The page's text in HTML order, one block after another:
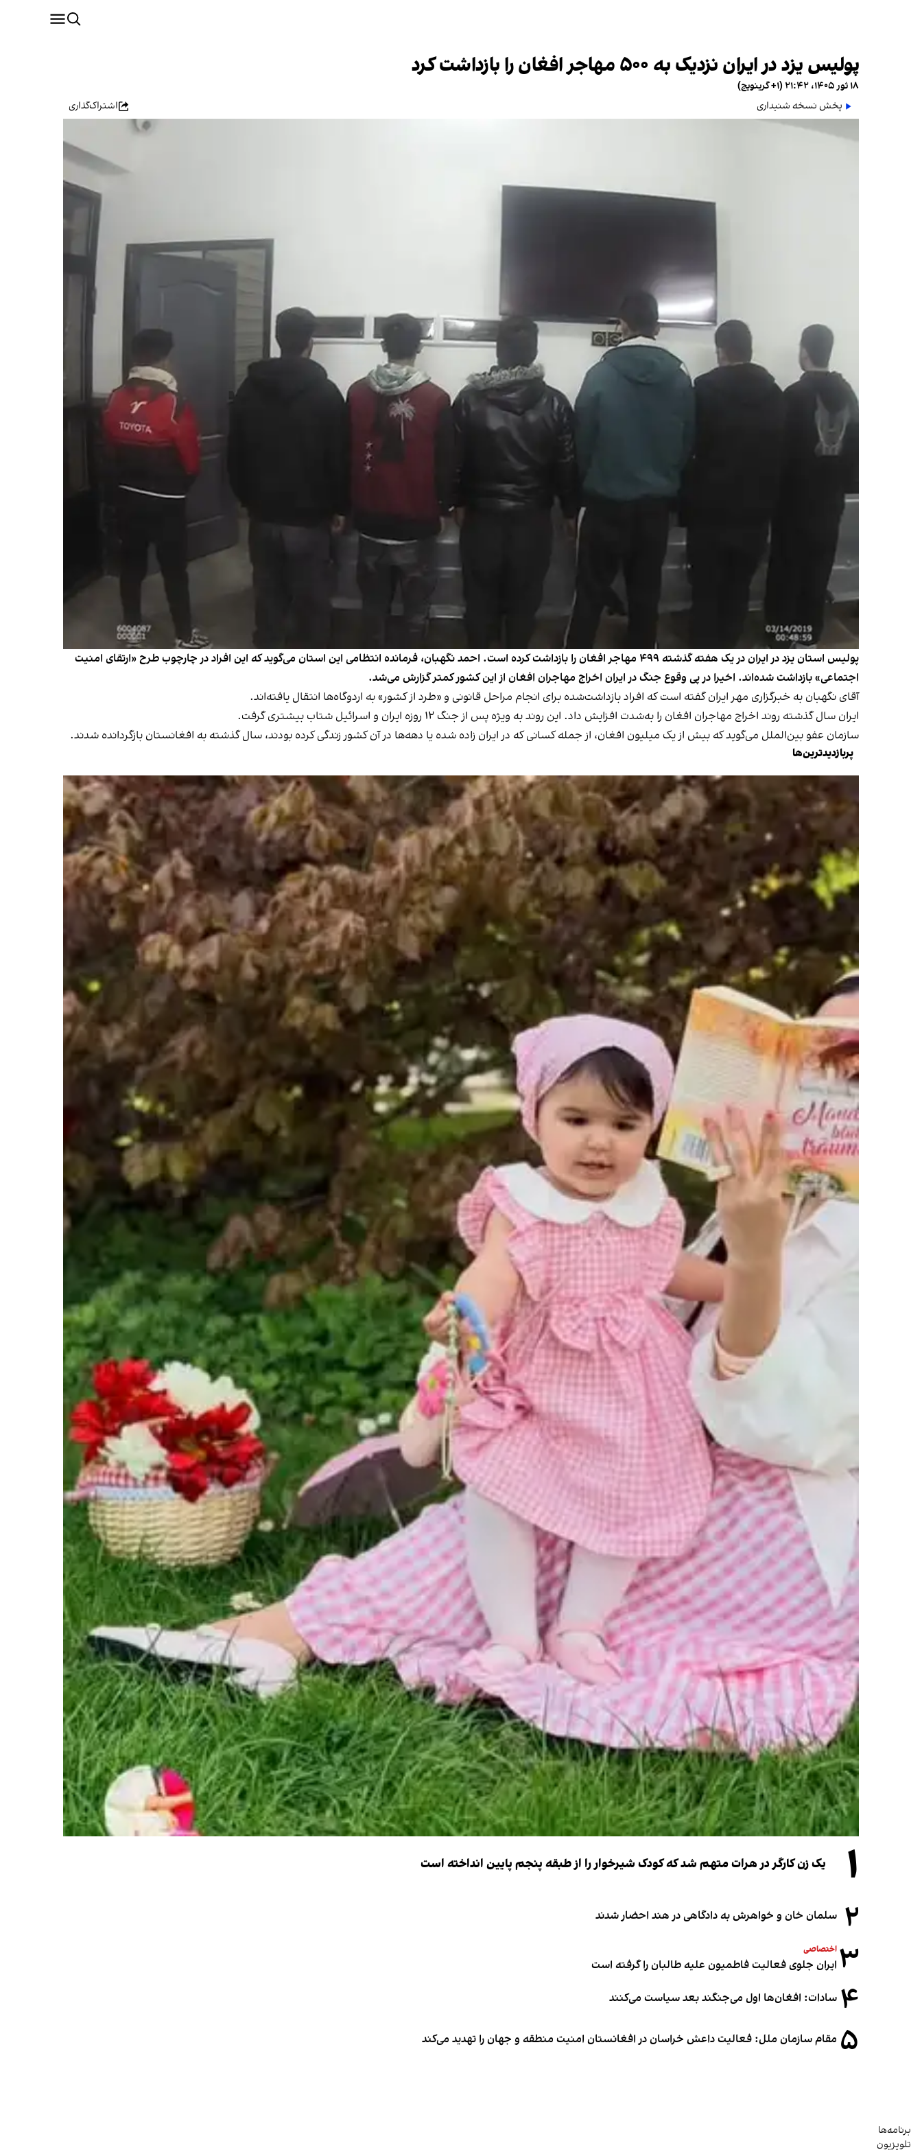
پولیس یزد در ایران نزدیک به ۵۰۰ مهاجر افغان را بازداشت کرد
۱۸ ثور ۱۴۰۵، ۲۱:۴۲ (‎+۱ گرینویچ)
پخش نسخه شنیداری
اشتراک‌گذاری
پولیس استان یزد در ایران در یک هفته گذشته ۴۹۹ مهاجر افغان را بازداشت کرده است. احمد نگهبان، فرمانده انتظامی این استان می‌گوید که این افراد در چارچوب طرح «ارتقای امنیت
اجتماعی» بازداشت شده‌اند. اخیرا در پی وقوع جنگ در ایران اخراج مهاجران افغان از این کشور کمتر گزارش می‌شد.
آقای نگهبان به خبرگزاری مهر ایران گفته است که افراد بازداشت‌شده برای انجام مراحل قانونی و «طرد از کشور» به اردوگاه‌ها انتقال یافته‌اند.
ایران سال گذشته روند اخراج مهاجران افغان را به‌شدت افزایش داد. این روند به ویژه پس از جنگ ۱۲ روزه ایران و اسرائیل شتاب بیشتری گرفت.
سازمان عفو بین‌الملل می‌گوید که بیش از یک میلیون افغان، از جمله کسانی که در ایران زاده شده یا دهه‌ها در آن کشور زندگی کرده بودند، سال گذشته به افغانستان بازگردانده شدند.
پربازدیدترین‌ها
۱ یک زن کارگر در هرات متهم شد که کودک شیرخوار را از طبقه پنجم پایین انداخته است
۲ سلمان خان و خواهرش به دادگاهی در هند احضار شدند
۳ اختصاصی
ایران جلوی فعالیت فاطمیون علیه طالبان را گرفته است
۴ سادات: افغان‌ها اول می‌جنگند بعد سیاست می‌کنند
۵ مقام سازمان ملل: فعالیت داعش خراسان در افغانستان امنیت منطقه و جهان را تهدید می‌کند
برنامه‌ها
تلویزیون